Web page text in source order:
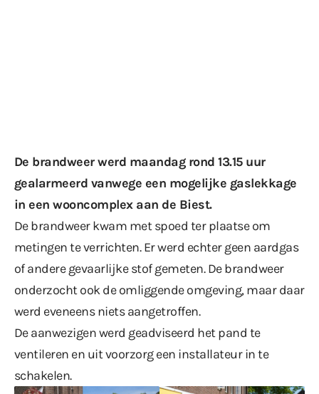
De brandweer werd maandag rond 13.15 uur
gealarmeerd vanwege een mogelijke gaslekkage
in een wooncomplex aan de Biest.
De brandweer kwam met spoed ter plaatse om
metingen te verrichten. Er werd echter geen aardgas
of andere gevaarlijke stof gemeten. De brandweer
onderzocht ook de omliggende omgeving, maar daar
werd eveneens niets aangetroffen.
De aanwezigen werd geadviseerd het pand te
ventileren en uit voorzorg een installateur in te
schakelen.